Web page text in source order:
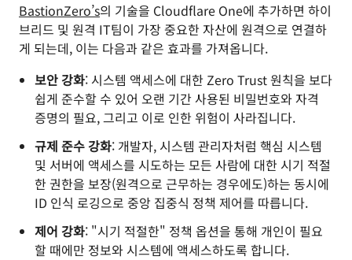
BastionZero’s의 기술을 Cloudflare One에 추가하면 하이
브리드 및 원격 IT팀이 가장 중요한 자산에 원격으로 연결하
게 되는데, 이는 다음과 같은 효과를 가져옵니다.
보안 강화: 시스템 액세스에 대한 Zero Trust 원칙을 보다
쉽게 준수할 수 있어 오랜 기간 사용된 비밀번호와 자격
증명의 필요, 그리고 이로 인한 위험이 사라집니다.
규제 준수 강화: 개발자, 시스템 관리자처럼 핵심 시스템
및 서버에 액세스를 시도하는 모든 사람에 대한 시기 적절
한 권한을 보장(원격으로 근무하는 경우에도)하는 동시에
ID 인식 로깅으로 중앙 집중식 정책 제어를 따릅니다.
제어 강화: "시기 적절한" 정책 옵션을 통해 개인이 필요
할 때에만 정보와 시스템에 액세스하도록 합니다.